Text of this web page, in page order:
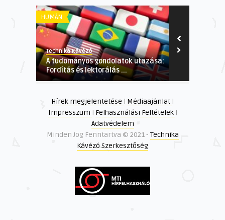
HUMÁN
Technika Kávézó
A tudományos gondolatok utazása:
Fordítás és lektorálás ...
Hírek megjelentetése | Médiaajánlat |
Impresszum | Felhasználási Feltételek |
Adatvédelem
Minden Jog Fenntartva © 2021 - Technika
Kávézó Szerkesztőség